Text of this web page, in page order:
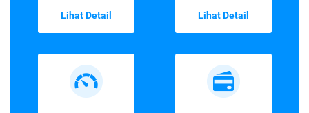
Lihat Detail Lihat Detail